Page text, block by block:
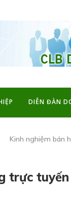
DIỄN ĐÀN
Kinh nghiệm bán
trực tuyến